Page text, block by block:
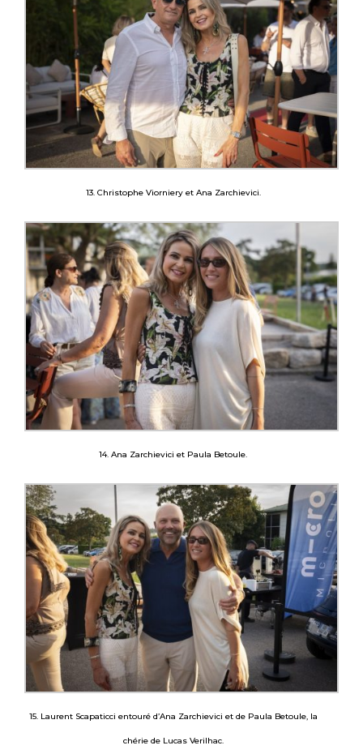
13. Christophe Viorniery et Ana Zarchievici.
14. Ana Zarchievici et Paula Betoule.
15. Laurent Scapaticci entouré d’Ana Zarchievici et de Paula Betoule, la
chérie de Lucas Verilhac.